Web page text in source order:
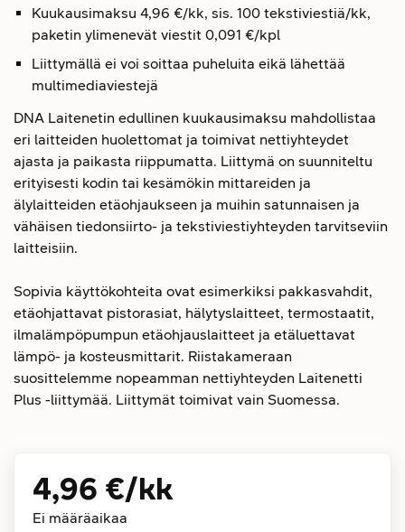
Kuukausimaksu 4,96 €/kk, sis. 100 tekstiviestiä/kk,
paketin ylimenevät viestit 0,091 €/kpl
Liittymällä ei voi soittaa puheluita eikä lähettää
multimediaviestejä
DNA Laitenetin edullinen kuukausimaksu mahdollistaa
eri laitteiden huolettomat ja toimivat nettiyhteydet
ajasta ja paikasta riippumatta. Liittymä on suunniteltu
erityisesti kodin tai kesämökin mittareiden ja
älylaitteiden etäohjaukseen ja muihin satunnaisen ja
vähäisen tiedonsiirto- ja tekstiviestiyhteyden tarvitseviin
laitteisiin.
Sopivia käyttökohteita ovat esimerkiksi pakkasvahdit,
etäohjattavat pistorasiat, hälytyslaitteet, termostaatit,
ilmalämpöpumpun etäohjauslaitteet ja etäluettavat
lämpö- ja kosteusmittarit. Riistakameraan
suosittelemme nopeamman nettiyhteyden Laitenetti
Plus -liittymää. Liittymät toimivat vain Suomessa.
4,96 €/kk
Ei määräaikaa